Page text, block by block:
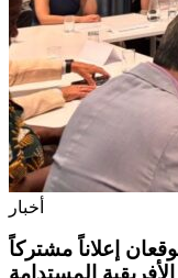
أخبار
إعلاناً مشتركاً
المستدامة